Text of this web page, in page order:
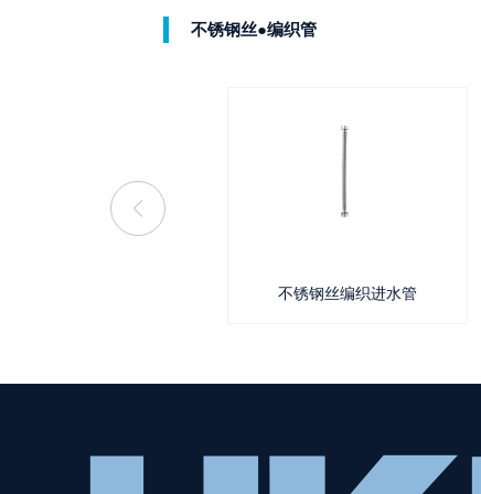
不锈钢丝●编织管
不锈钢丝编织进水管